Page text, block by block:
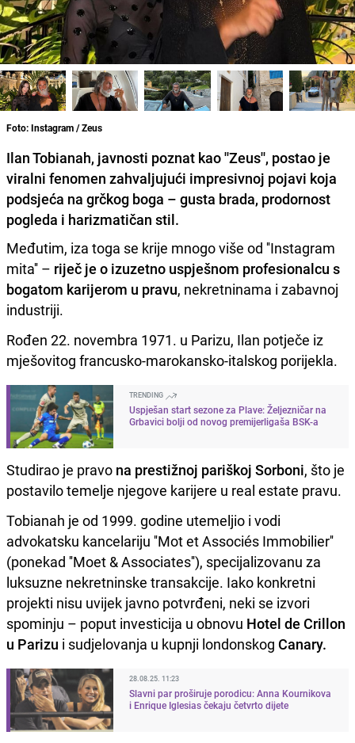
Foto: Instagram / Zeus
Ilan Tobianah, javnosti poznat kao ''Zeus'', postao je
viralni fenomen zahvaljujući impresivnoj pojavi koja
podsjeća na grčkog boga – gusta brada, prodornost
pogleda i harizmatičan stil.
Međutim, iza toga se krije mnogo više od ''Instagram
mita'' – riječ je o izuzetno uspješnom profesionalcu s
bogatom karijerom u pravu, nekretninama i zabavnoj
industriji.
Rođen 22. novembra 1971. u Parizu, Ilan potječe iz
mješovitog francusko-marokansko-italskog porijekla.
TRENDING
Uspješan start sezone za Plave: Željezničar na
Grbavici bolji od novog premijerligaša BSK-a
Studirao je pravo na prestižnoj pariškoj Sorboni, što je
postavilo temelje njegove karijere u real estate pravu.
Tobianah je od 1999. godine utemeljio i vodi
advokatsku kancelariju ''Mot et Associés Immobilier''
(ponekad ''Moet & Associates''), specijalizovanu za
luksuzne nekretninske transakcije. Iako konkretni
projekti nisu uvijek javno potvrđeni, neki se izvori
spominju – poput investicija u obnovu Hotel de Crillon
u Parizu i sudjelovanja u kupnji londonskog Canary.
28.08.25. 11:23
Slavni par proširuje porodicu: Anna Kournikova
i Enrique Iglesias čekaju četvrto dijete